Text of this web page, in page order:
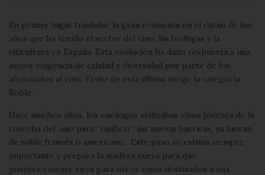
En primer lugar trasladar la gran evolución en el curso de los
años que ha tenido el sector del vino, las bodegas y la
viticultura en España. Esta evolución ha dado respuesta a una
mayor exigencia de calidad y diversidad por parte de los
aficionados al vino. Fruto de esta última surge la categoría
Roble.
Hace muchos años, los enólogos utilizaban vinos jóvenes de la
cosecha del año para “vinificar” las nuevas barricas, ya fueran
de roble francés o americano. Este paso se estima siempre
importante y prepara la madera nueva para que
posteriormente sirva para otros vinos destinados a una